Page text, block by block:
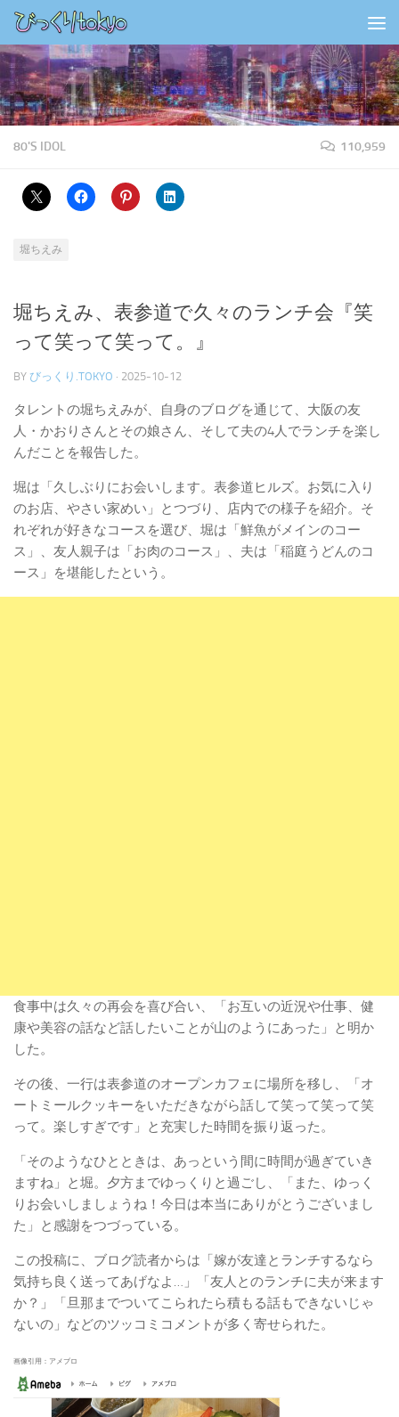
コンテンツの下
80'S IDOL 110,959
堀ちえみ
堀ちえみ、表参道で久々のランチ会『笑
って笑って笑って。』
BY びっくり.TOKYO · 2025-10-12
タレントの堀ちえみが、自身のブログを通じて、大阪の友
人・かおりさんとその娘さん、そして夫の4人でランチを楽し
んだことを報告した。
堀は「久しぶりにお会いします。表参道ヒルズ。お気に入り
のお店、やさい家めい」とつづり、店内での様子を紹介。そ
れぞれが好きなコースを選び、堀は「鮮魚がメインのコー
ス」、友人親子は「お肉のコース」、夫は「稲庭うどんのコ
ース」を堪能したという。
食事中は久々の再会を喜び合い、「お互いの近況や仕事、健
康や美容の話など話したいことが山のようにあった」と明か
した。
その後、一行は表参道のオープンカフェに場所を移し、「オ
ートミールクッキーをいただきながら話して笑って笑って笑
って。楽しすぎです」と充実した時間を振り返った。
「そのようなひとときは、あっという間に時間が過ぎていき
ますね」と堀。夕方までゆっくりと過ごし、「また、ゆっく
りお会いしましょうね！今日は本当にありがとうございまし
た」と感謝をつづっている。
この投稿に、ブログ読者からは「嫁が友達とランチするなら
気持ち良く送ってあげなよ…」「友人とのランチに夫が来ます
か？」「旦那までついてこられたら積もる話もできないじゃ
ないの」などのツッコミコメントが多く寄せられた。
画像引用：アメブロ